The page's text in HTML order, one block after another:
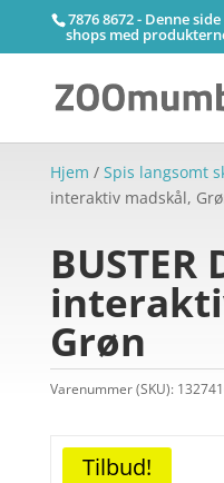
7876 8672 - Denne
shops med
Hjem / Spis langsomt
interaktiv madskål,
BUSTER
Grøn
Varenummer (SKU):
Tilbud!